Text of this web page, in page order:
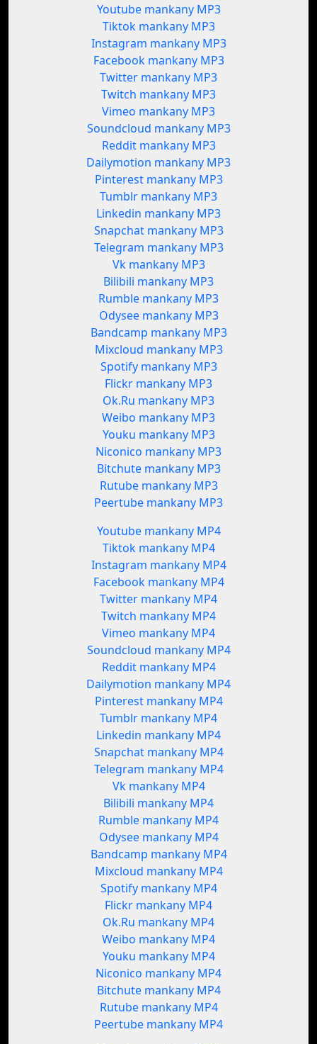
Youtube mankany MP3
Tiktok mankany MP3
Instagram mankany MP3
Facebook mankany MP3
Twitter mankany MP3
Twitch mankany MP3
Vimeo mankany MP3
Soundcloud mankany MP3
Reddit mankany MP3
Dailymotion mankany MP3
Pinterest mankany MP3
Tumblr mankany MP3
Linkedin mankany MP3
Snapchat mankany MP3
Telegram mankany MP3
Vk mankany MP3
Bilibili mankany MP3
Rumble mankany MP3
Odysee mankany MP3
Bandcamp mankany MP3
Mixcloud mankany MP3
Spotify mankany MP3
Flickr mankany MP3
Ok.Ru mankany MP3
Weibo mankany MP3
Youku mankany MP3
Niconico mankany MP3
Bitchute mankany MP3
Rutube mankany MP3
Peertube mankany MP3
Youtube mankany MP4
Tiktok mankany MP4
Instagram mankany MP4
Facebook mankany MP4
Twitter mankany MP4
Twitch mankany MP4
Vimeo mankany MP4
Soundcloud mankany MP4
Reddit mankany MP4
Dailymotion mankany MP4
Pinterest mankany MP4
Tumblr mankany MP4
Linkedin mankany MP4
Snapchat mankany MP4
Telegram mankany MP4
Vk mankany MP4
Bilibili mankany MP4
Rumble mankany MP4
Odysee mankany MP4
Bandcamp mankany MP4
Mixcloud mankany MP4
Spotify mankany MP4
Flickr mankany MP4
Ok.Ru mankany MP4
Weibo mankany MP4
Youku mankany MP4
Niconico mankany MP4
Bitchute mankany MP4
Rutube mankany MP4
Peertube mankany MP4